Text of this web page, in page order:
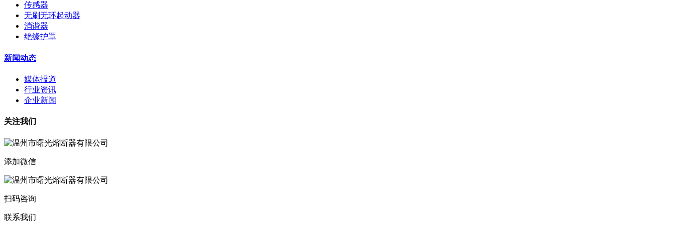
传感器
无刷无环起动器
消谐器
绝缘护罩
新闻动态
媒体报道
行业资讯
企业新闻
关注我们
添加微信
扫码咨询
联系我们